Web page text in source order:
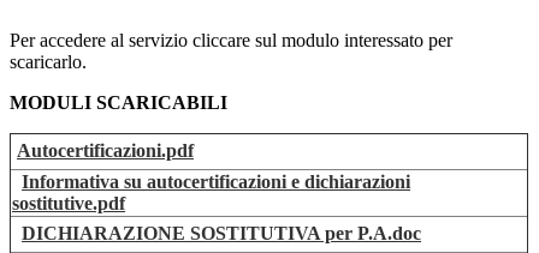
Per accedere al servizio cliccare sul modulo interessato per
scaricarlo.
MODULI SCARICABILI
Autocertificazioni.pdf
Informativa su autocertificazioni e dichiarazioni
sostitutive.pdf
DICHIARAZIONE SOSTITUTIVA per P.A.doc